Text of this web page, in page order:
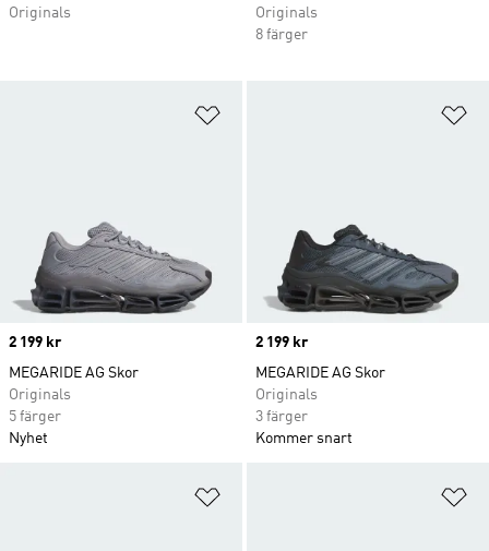
Originals
Originals
8 färger
Price
2 199 kr
MEGARIDE AG Skor
Originals
5 färger
Nyhet
Price
2 199 kr
MEGARIDE AG Skor
Originals
3 färger
Kommer snart